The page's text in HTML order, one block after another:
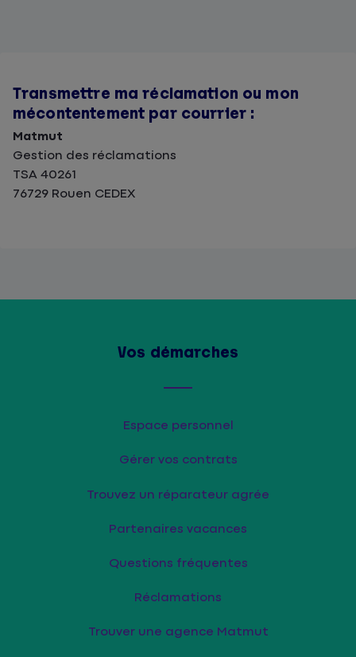
Transmettre ma réclamation ou mon
mécontentement par courrier :
Matmut
Gestion des réclamations
TSA 40261
76729 Rouen CEDEX
Vos démarches
Espace personnel
Gérer vos contrats
Trouvez un réparateur agrée
Partenaires vacances
Questions fréquentes
Réclamations
Trouver une agence Matmut